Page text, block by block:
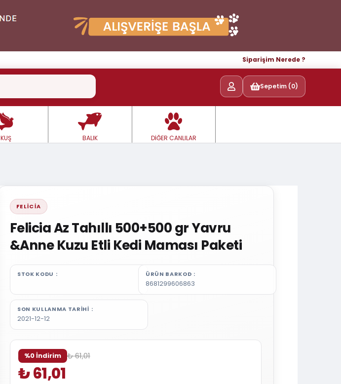
Siparişim Nerede ?
Sepetim (0)
KUŞ BALIK DİĞER CANLILAR
FELICIA
Felicia Az Tahıllı 500+500 gr Yavru
&Anne Kuzu Etli Kedi Maması Paketi
STOK KODU ÜRÜN BARKOD
8681299606863
SON KULLANMA TARIHI
2021-12-12
%0 İndirim ₺ 61,01
₺ 61,01